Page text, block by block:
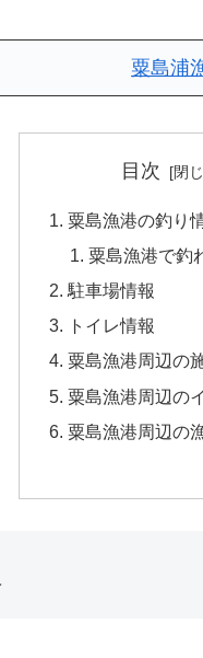
粟島浦
目次
粟島漁港の釣り
粟島漁港で釣
駐車場情報
トイレ情報
粟島漁港周辺の
粟島漁港周辺の
粟島漁港周辺の